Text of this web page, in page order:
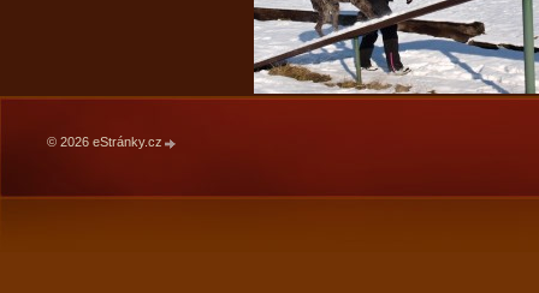
© 2026 eStránky.cz